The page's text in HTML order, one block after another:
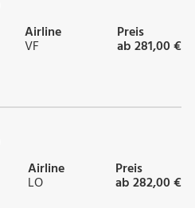
Airline
VF
Preis
ab 281,00 €
Airline
LO
Preis
ab 282,00 €